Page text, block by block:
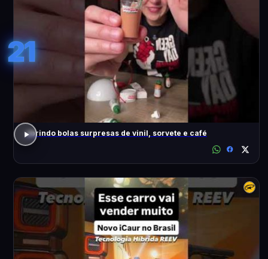
21
abrindo bolas surpresas de vinil, sorvete e café